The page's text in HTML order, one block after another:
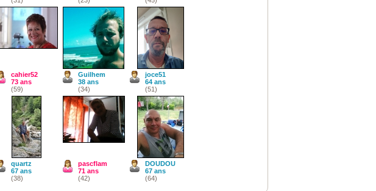
cahier52
73 ans
(59)
Guilhem
38 ans
(34)
joce51
64 ans
(51)
quartz
67 ans
(38)
pascflam
71 ans
(42)
DOUDOU
67 ans
(64)